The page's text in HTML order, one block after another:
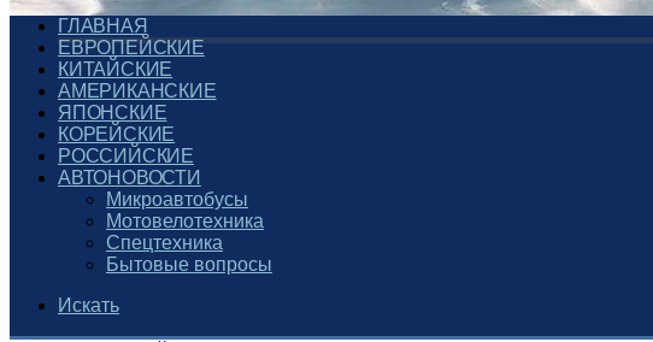
ГЛАВНАЯ
ЕВРОПЕЙСКИЕ
КИТАЙСКИЕ
АМЕРИКАНСКИЕ
ЯПОНСКИЕ
КОРЕЙСКИЕ
РОССИЙСКИЕ
АВТОНОВОСТИ
Микроавтобусы
Мотовелотехника
Спецтехника
Бытовые вопросы
Искать